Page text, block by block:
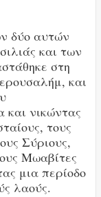
δύο αυτών
και των
στη
και
και νικώντας
τους
Σύριους,
Μωαβίτες
μια περίοδο
λαούς.